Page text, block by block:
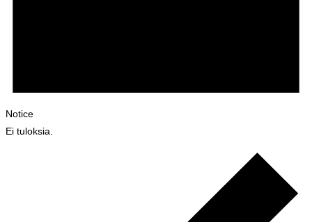
Notice
Ei tuloksia.